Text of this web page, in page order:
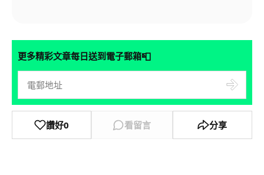
更多精彩文章每日送到電子郵箱📮
讚好0 看留言 分享